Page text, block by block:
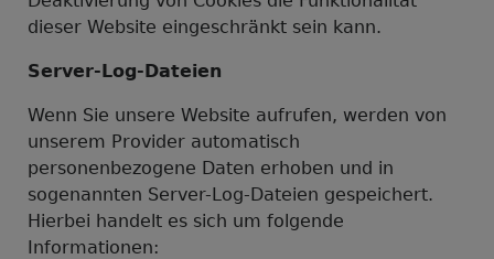
dieser Website eingeschränkt sein kann.
Server-Log-Dateien
Wenn Sie unsere Website aufrufen, werden von
unserem Provider automatisch
personenbezogene Daten erhoben und in
sogenannten Server-Log-Dateien gespeichert.
Hierbei handelt es sich um folgende
Informationen: